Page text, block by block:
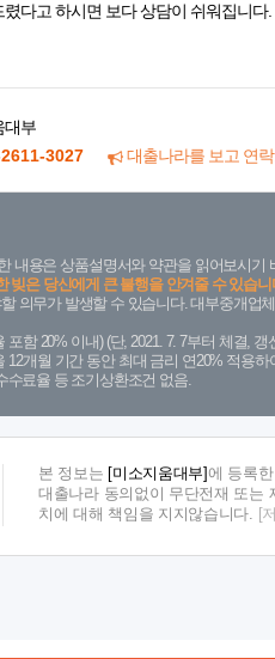
다고 하시면 보다 상담이 쉬워집니다.
대부
3027 대출나라를 보고 연
내용은 상품설명서와 약관을 읽어보시
빚은 당신에게 큰 불행을 안겨줄 수 있습
의무가 발생할 수 있습니다. 대부중개업
포함 20% 이내) (단, 2021. 7. 7부터 체결,
12개월 기간 동안 최대 금리 연20% 적용
수료율 등 조기상환조건 없음.
본 정보는 [미소지움대부] 에 등록
대출나라 동의없이 무단전재 또는
치에 대해 책임을 지지않습니다.
[